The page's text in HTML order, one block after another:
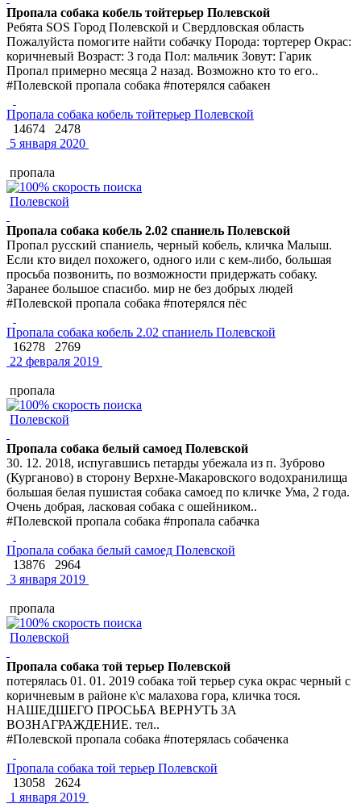
Пропала собака кобель тойтерьер Полевской
Ребята SOS Город Полевской и Свердловская область
Пожалуйста помогите найти собачку Порода: тортерер Окрас:
коричневый Возраст: 3 года Пол: мальчик Зовут: Гарик
Пропал примерно месяца 2 назад. Возможно кто то его..
#Полевской пропала собака #потерялся сабакен
Пропала собака кобель тойтерьер Полевской
14674
2478
5 января 2020
пропала
Полевской
Пропала собака кобель 2.02 спаниель Полевской
Пропал русский спаниель, черный кобель, кличка Малыш.
Если кто видел похожего, одного или с кем-либо, большая
просьба позвонить, по возможности придержать собаку.
Заранее большое спасибо. мир не без добрых людей
#Полевской пропала собака #потерялся пёс
Пропала собака кобель 2.02 спаниель Полевской
16278
2769
22 февраля 2019
пропала
Полевской
Пропала собака белый самоед Полевской
30. 12. 2018, испугавшись петарды убежала из п. Зуброво
(Курганово) в сторону Верхне-Макаровского водохранилища
большая белая пушистая собака самоед по кличке Ума, 2 года.
Очень добрая, ласковая собака с ошейником..
#Полевской пропала собака #пропала сабачка
Пропала собака белый самоед Полевской
13876
2964
3 января 2019
пропала
Полевской
Пропала собака той терьер Полевской
потерялась 01. 01. 2019 собака той терьер сука окрас черный с
коричневым в районе к\с малахова гора, кличка тося.
НАШЕДШЕГО ПРОСЬБА ВЕРНУТЬ ЗА
ВОЗНАГРАЖДЕНИЕ. тел..
#Полевской пропала собака #потерялась собаченка
Пропала собака той терьер Полевской
13058
2624
1 января 2019